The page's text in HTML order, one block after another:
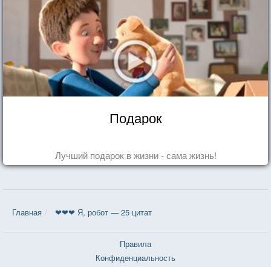
Подарок
Лучший подарок в жизни - сама жизнь!
Главная ❤❤❤ Я, робот — 25 цитат
Правила
Конфиденциальность